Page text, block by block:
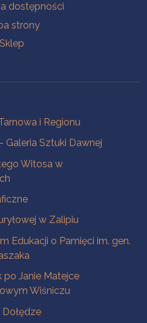
dostępności
strony
Sklep
i Regionu
Galeria Sztuki Dawnej
Witosa w
w Zalipiu
Edukacji o Pamięci im. gen.
po Janie Matejce
Wiśniczu